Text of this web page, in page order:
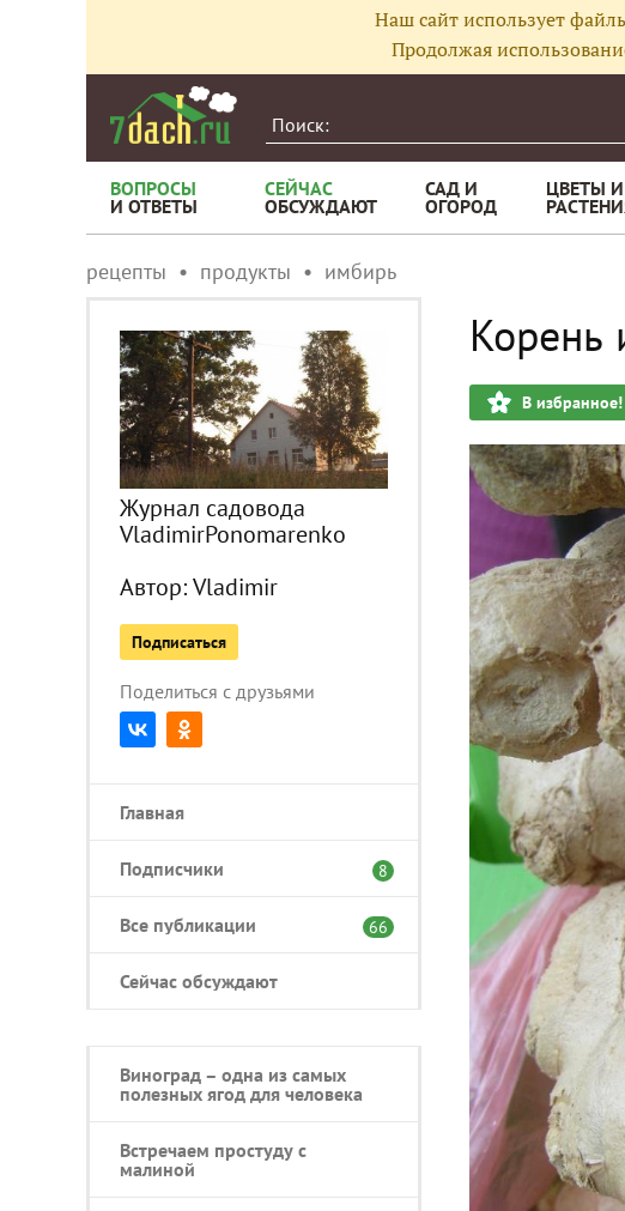
Наш сайт использует
Продолжая
ВОПРОСЫ
И ОТВЕТЫ
СЕЙЧАС
ОБСУЖДАЮТ
САД И
ОГОРОД
ЦВЕТЫ И
рецепты продукты имбирь
Журнал садовода
VladimirPonomarenko
Автор:Vladimir
Подписаться
Поделиться с друзьями
Главная
Подписчики 8
Все публикации 66
Сейчас обсуждают
Виноград – одна из самых
полезных ягод для человека
Встречаем простуду с
малиной
Корень
В избранное!